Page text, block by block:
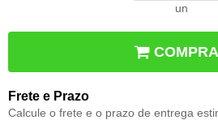
un
Frete e Prazo
Calcule o frete e o prazo de entrega